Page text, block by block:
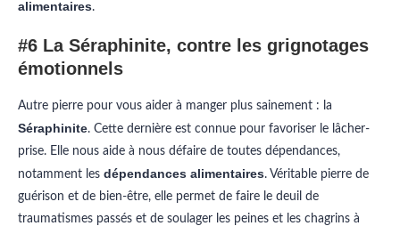
alimentaires.
#6 La Séraphinite, contre les grignotages
émotionnels
Autre pierre pour vous aider à manger plus sainement : la
Séraphinite. Cette dernière est connue pour favoriser le lâcher-
prise. Elle nous aide à nous défaire de toutes dépendances,
notamment les dépendances alimentaires. Véritable pierre de
guérison et de bien-être, elle permet de faire le deuil de
traumatismes passés et de soulager les peines et les chagrins à